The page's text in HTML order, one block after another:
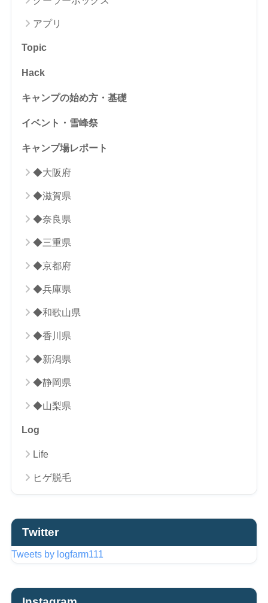
アプリ
Topic
Hack
キャンプの始め方・基礎
イベント・雪峰祭
キャンプ場レポート
◆大阪府
◆滋賀県
◆奈良県
◆三重県
◆京都府
◆兵庫県
◆和歌山県
◆香川県
◆新潟県
◆静岡県
◆山梨県
Log
Life
ヒゲ脱毛
Twitter
Tweets by logfarm111